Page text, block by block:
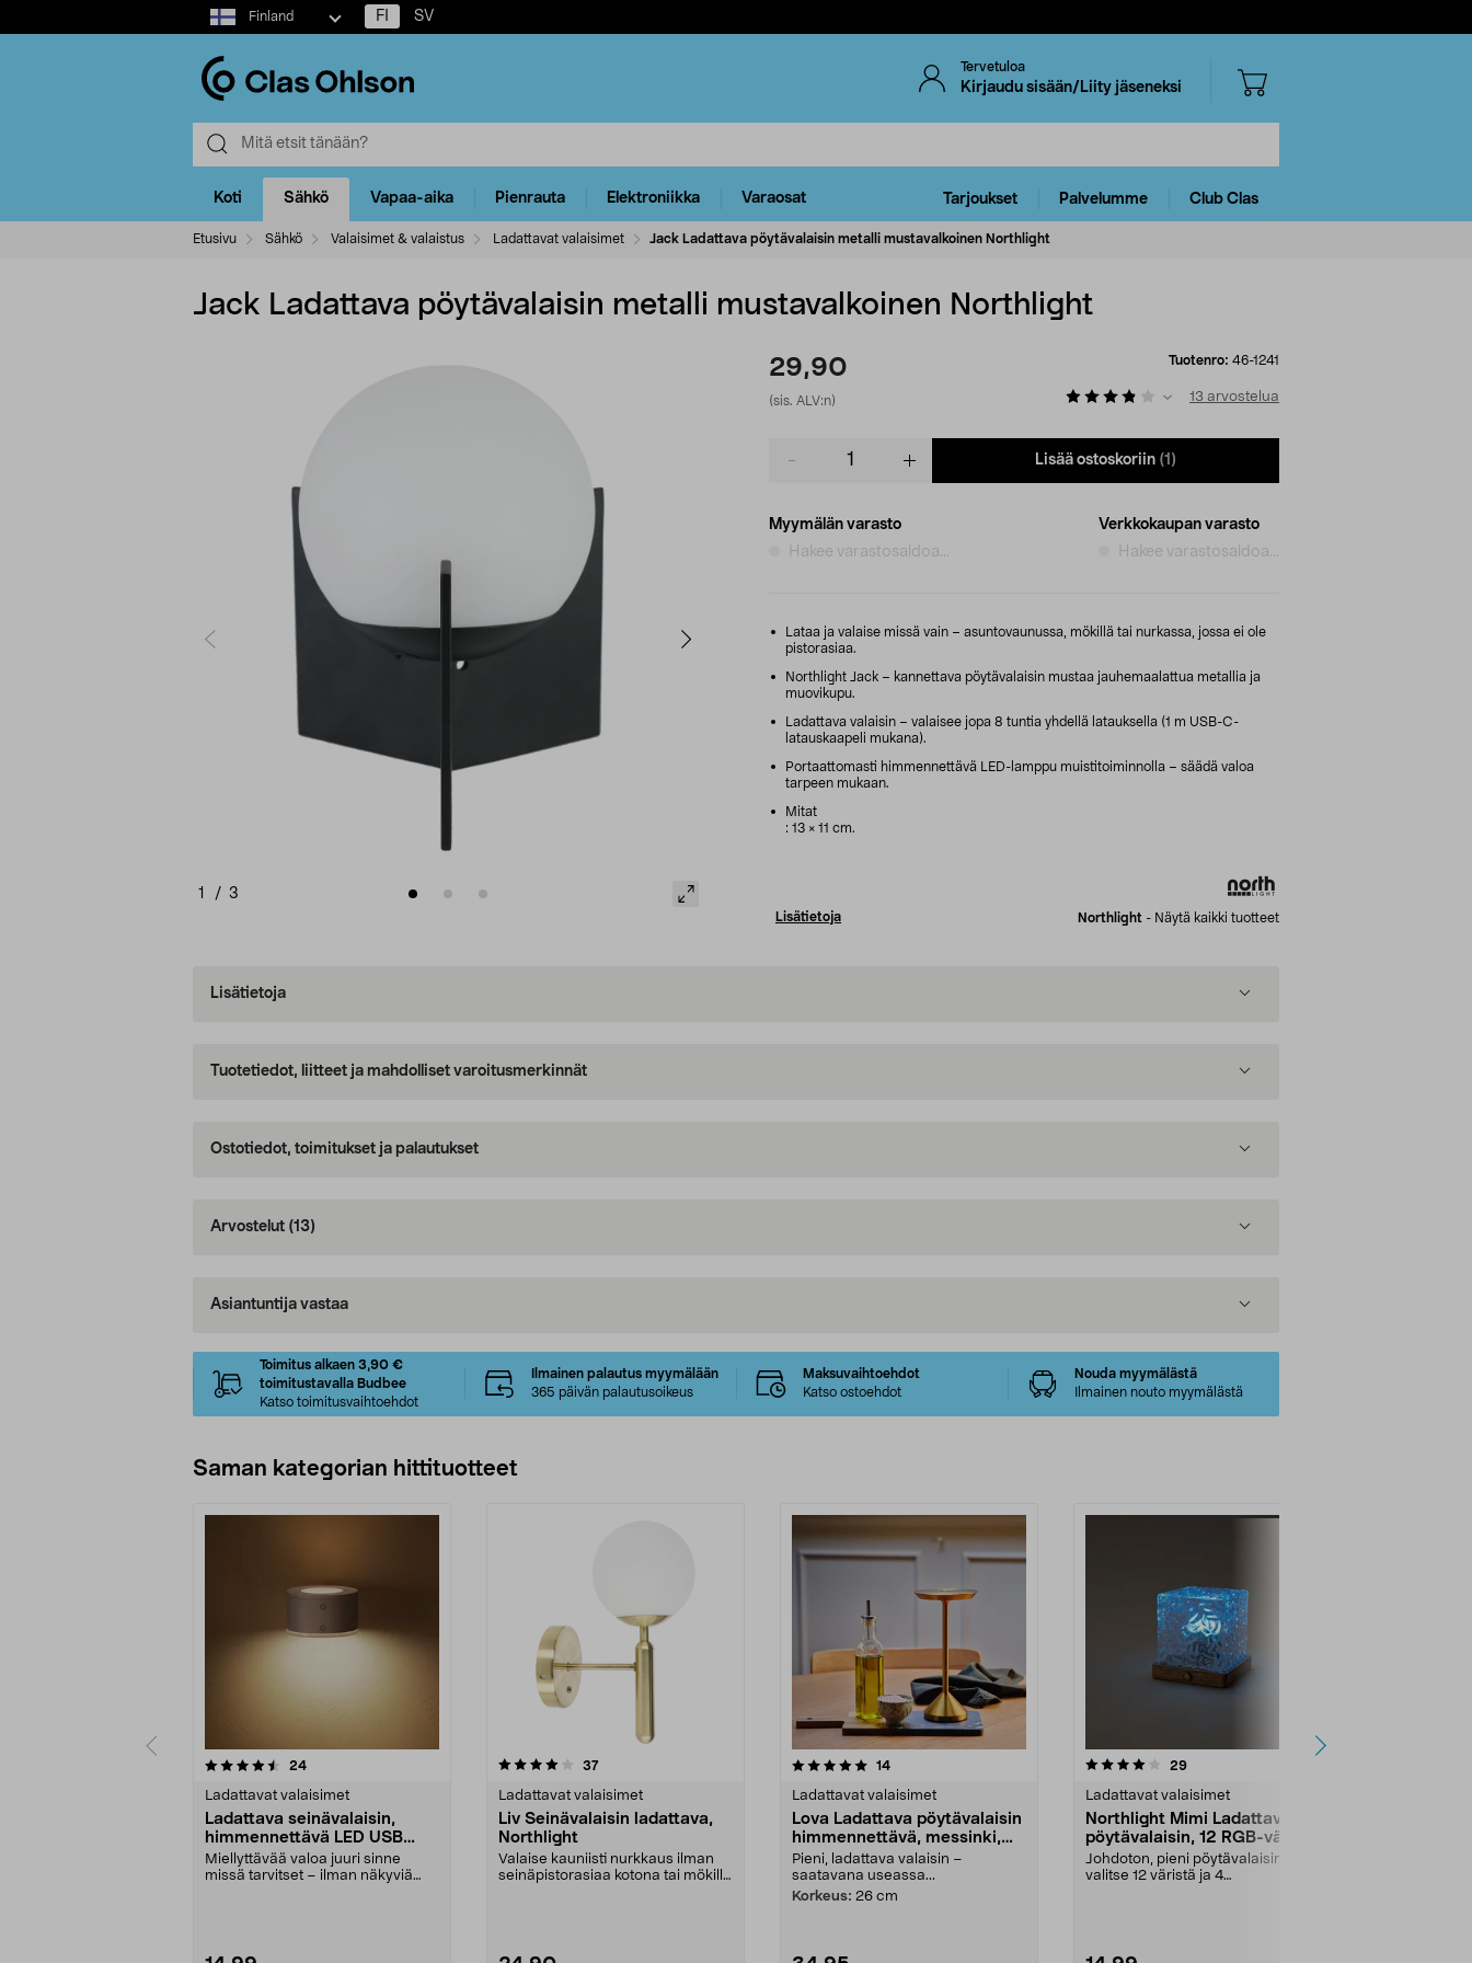
Select
market
Finland FI SV
Tervetuloa
Kirjaudu sisään/Liity jäseneksi
Koti Sähkö Vapaa-aika Pienrauta Elektroniikka Varaosat Tarjoukset Palvelumme Club Clas
Etusivu Sähkö Valaisimet & valaistus Ladattavat valaisimet Jack Ladattava pöytävalaisin metalli mustavalkoinen Northlight
Jack Ladattava pöytävalaisin metalli mustavalkoinen Northlight
1 / 3
29,90
(sis. ALV:n)
Tuotenro: 46-1241
13 arvostelua
Lisää ostoskoriin (1)
Myymälän varasto
Hakee varastosaldoa...
Verkkokaupan varasto
Hakee varastosaldoa...
Lataa ja valaise missä vain – asuntovaunussa, mökillä tai nurkassa, jossa ei ole
pistorasiaa.
Northlight Jack – kannettava pöytävalaisin mustaa jauhemaalattua metallia ja
muovikupu.
Ladattava valaisin – valaisee jopa 8 tuntia yhdellä latauksella (1 m USB-C-
latauskaapeli mukana).
Portaattomasti himmennettävä LED-lamppu muistitoiminnolla – säädä valoa
tarpeen mukaan.
Mitat
: 13 × 11 cm.
Lisätietoja Northlight - Näytä kaikki tuotteet
Lisätietoja
Tuotetiedot, liitteet ja mahdolliset varoitusmerkinnät
Ostotiedot, toimitukset ja palautukset
Arvostelut (13)
Asiantuntija vastaa
Toimitus alkaen 3,90 €
toimitustavalla Budbee
Katso toimitusvaihtoehdot
Ilmainen palautus myymälään
365 päivän palautusoikeus
Maksuvaihtoehdot
Katso ostoehdot
Nouda myymälästä
Ilmainen nouto myymälästä
Saman kategorian hittituotteet
24arvostelut
Ladattavat valaisimet
Ladattava seinävalaisin,
himmennettävä LED USB
valkoinen
Miellyttävää valoa juuri sinne
missä tarvitset – ilman näkyviä
4.0 viidestä
37arvostelut
Ladattavat valaisimet
Liv Seinävalaisin ladattava,
Northlight
Valaise kauniisti nurkkaus ilman
seinäpistorasiaa kotona tai mökillä
5.0 viidestä
14arvostelut
Ladattavat valaisimet
Lova Ladattava pöytävalaisin
himmennettävä, messinki,
Northlight
Pieni, ladattava valaisin –
saatavana useassa...
Korkeus: 26 cm
4.0 viidestä
29arvostelut
Ladattavat valaisimet
Northlight Mimi Ladattava
pöytävalaisin, 12 RGB-väriä
Johdoton, pieni pöytävalaisin –
valitse 12 väristä ja 4
4.5 viidestä